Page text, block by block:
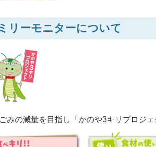
リーモニターについて
みの減量を目指し「かのや3キリプロジ